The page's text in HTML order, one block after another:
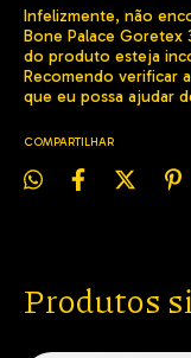
Infelizmente, não
Bone Palace Goretex
do produto esteja
Recomendo verificar
que eu possa ajudar
COMPARTILHAR
Produtos